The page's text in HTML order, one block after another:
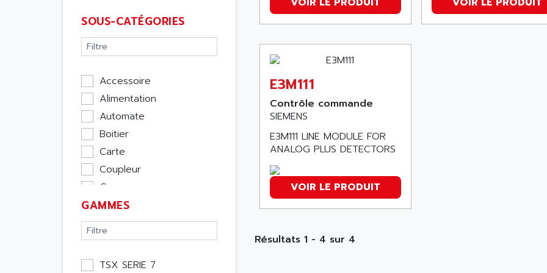
SOUS-CATÉGORIES
Accessoire
Alimentation
Automate
Boitier
Carte
Coupleur
Cpu
Ecran
Entrée / Sortie
Memoire
Module Métier
GAMMES
TSX SERIE 7
E3M111
Contrôle commande
SIEMENS
E3M111 LINE MODULE FOR
ANALOG PLUS DETECTORS
VOIR LE PRODUIT
Résultats 1 - 4 sur 4